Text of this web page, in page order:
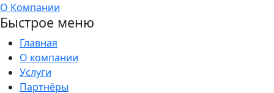
О Компании
Быстрое меню
Главная
О компании
Услуги
Партнёры